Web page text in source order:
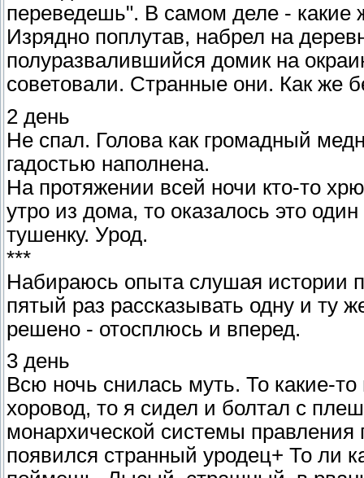
переведешь". В самом деле - какие
Изрядно поплутав, набрел на
полуразвалившийся домик на
советовали. Странные они. Как же
2 день
Не спал. Голова как громадный
гадостью наполнена.
На протяжении всей ночи кто-то
утро из дома, то оказалось это
тушенку. Урод.
***
Набираюсь опыта слушая истории
пятый раз рассказывать одну и ту
решено - отосплюсь и вперед.
3 день
Всю ночь снилась муть. То какие-
хоровод, то я сидел и болтал с
монархической системы
появился странный уродец+ То ли